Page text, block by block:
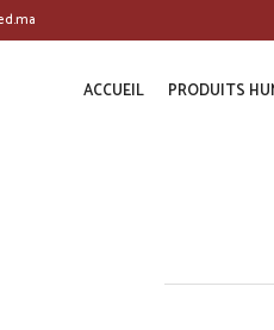
ACCUEIL PRODUITS